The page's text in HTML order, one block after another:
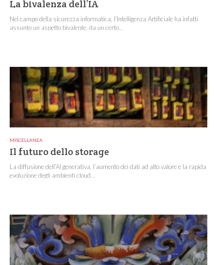
La bivalenza dell’IA
Nel campo della sicurezza informatica, l’Intelligenza Artificiale ha infatti
assunto un aspetto bivalente, da un certo...
MISCELLANEA
Il futuro dello storage
La diffusione dell’AI generativa, l’aumento dei dati ad alto valore e la rapida
evoluzione degli ambienti cloud...